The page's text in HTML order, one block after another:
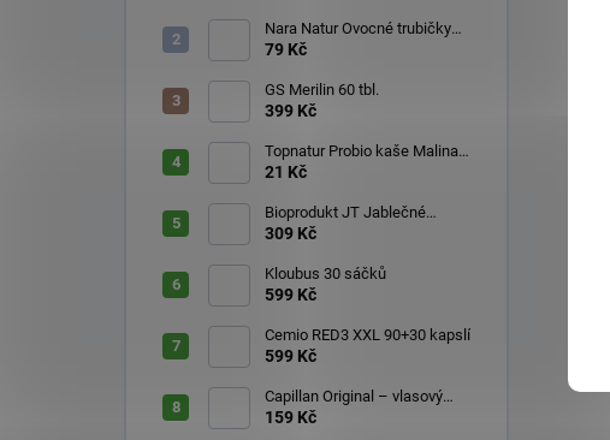
Nara Natur Ovocné trubičky
Lavaš 140 g
79 Kč
GS Merilin 60 tbl.
399 Kč
Topnatur Probio kaše Malina
60 g
21 Kč
Bioprodukt JT Jablečné
trubičky 43 ks (540 g)
309 Kč
Kloubus 30 sáčků
599 Kč
Cemio RED3 XXL 90+30 kapslí
599 Kč
Capillan Original – vlasový
aktivátor 200 ml
159 Kč